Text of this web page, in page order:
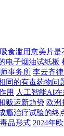
吸食滥用愈美片是
李云齐
人工智能AI
欧洲
2024年